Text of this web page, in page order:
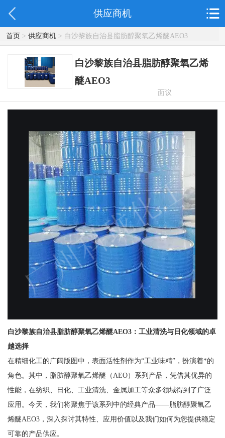
供应商机
首页> 供应商机> 白沙黎族自治县脂肪醇聚氧乙烯醚AEO3
白沙黎族自治县脂肪醇聚氧乙烯
醚AEO3
面议
白沙黎族自治县脂肪醇聚氧乙烯醚AEO3：工业清洗与日化领域的卓
越选择
在精细化工的广阔版图中，表面活性剂作为“工业味精”，扮演着*的
角色。其中，脂肪醇聚氧乙烯醚（AEO）系列产品，凭借其优异的
性能，在纺织、日化、工业清洗、金属加工等众多领域得到了广泛
应用。今天，我们将聚焦于该系列中的经典产品——脂肪醇聚氧乙
烯醚AEO3，深入探讨其特性、应用价值以及我们如何为您提供稳定
可靠的产品供应。